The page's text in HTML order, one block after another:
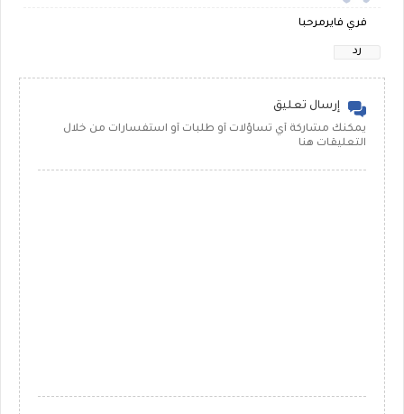
فري فايرمرحبا
رد
إرسال تعليق
يمكنك مشاركة أي تساؤلات أو طلبات أو استفسارات من خلال
التعليقات هنا